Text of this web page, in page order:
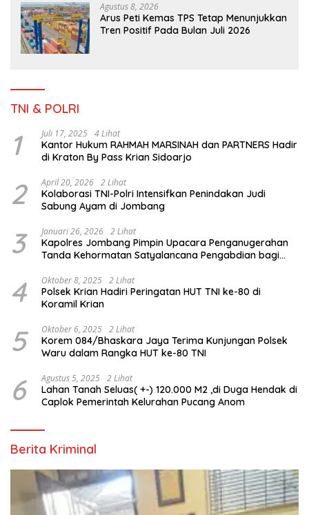
Agustus 8, 2026
Arus Peti Kemas TPS Tetap Menunjukkan
Tren Positif Pada Bulan Juli 2026
TNI & POLRI
1 Juli 17, 2025 4 Lihat
Kantor Hukum RAHMAH MARSINAH dan PARTNERS Hadir
di Kraton By Pass Krian Sidoarjo
2 April 20, 2026 2 Lihat
Kolaborasi TNI-Polri Intensifkan Penindakan Judi
Sabung Ayam di Jombang
3 Januari 26, 2026 2 Lihat
Kapolres Jombang Pimpin Upacara Penganugerahan
Tanda Kehormatan Satyalancana Pengabdian bagi
4 Oktober 8, 2025 2 Lihat
Polsek Krian Hadiri Peringatan HUT TNI ke-80 di
Koramil Krian
5 Oktober 6, 2025 2 Lihat
Korem 084/Bhaskara Jaya Terima Kunjungan Polsek
6 Agustus 5, 2025 2 Lihat
Lahan Tanah Seluas( +-) 120.000 M2 ,di Duga Hendak di
Caplok Pemerintah Kelurahan Pucang Anom
Berita Kriminal